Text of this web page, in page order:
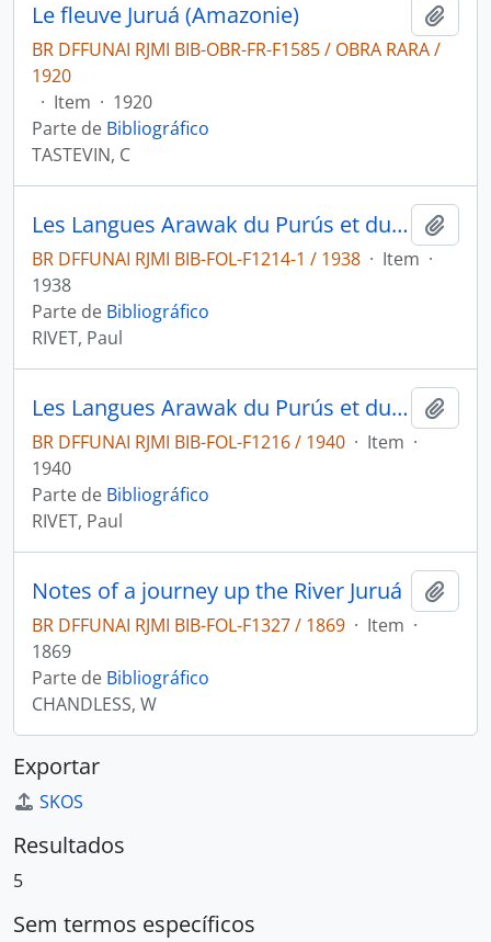
Le fleuve Juruá (Amazonie)
BR DFFUNAI RJMI BIB-OBR-FR-F1585 / OBRA RARA /
1920
· Item · 1920
Parte de Bibliográfico
TASTEVIN, C
Les Langues Arawak du Purús et du Juruá: (groupe Arauá) (suite).
BR DFFUNAI RJMI BIB-FOL-F1214-1 / 1938 · Item ·
1938
Parte de Bibliográfico
RIVET, Paul
Les Langues Arawak du Purús et du Juruá: (groupe Arauá) (suite).
BR DFFUNAI RJMI BIB-FOL-F1216 / 1940 · Item ·
1940
Parte de Bibliográfico
RIVET, Paul
Notes of a journey up the River Juruá
BR DFFUNAI RJMI BIB-FOL-F1327 / 1869 · Item ·
1869
Parte de Bibliográfico
CHANDLESS, W
Exportar
SKOS
Resultados
5
Sem termos específicos